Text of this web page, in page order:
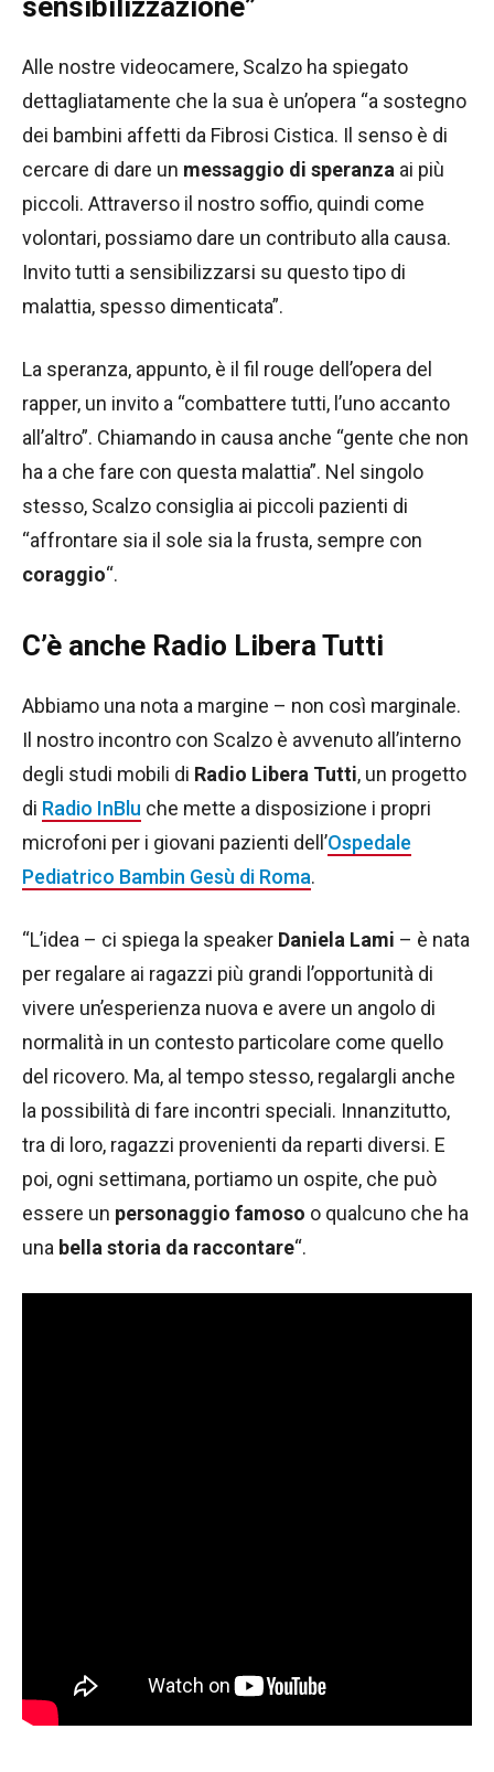
Alle nostre videocamere, Scalzo ha spiegato
dettagliatamente che la sua è un’opera “a sostegno
dei bambini affetti da Fibrosi Cistica. Il senso è di
cercare di dare un messaggio di speranza ai più
piccoli. Attraverso il nostro soffio, quindi come
volontari, possiamo dare un contributo alla causa.
Invito tutti a sensibilizzarsi su questo tipo di
malattia, spesso dimenticata”.
La speranza, appunto, è il fil rouge dell’opera del
rapper, un invito a “combattere tutti, l’uno accanto
all’altro”. Chiamando in causa anche “gente che non
ha a che fare con questa malattia”. Nel singolo
stesso, Scalzo consiglia ai piccoli pazienti di
“affrontare sia il sole sia la frusta, sempre con
coraggio“.
C’è anche Radio Libera Tutti
Abbiamo una nota a margine – non così marginale.
Il nostro incontro con Scalzo è avvenuto all’interno
degli studi mobili di Radio Libera Tutti, un progetto
di Radio InBlu che mette a disposizione i propri
microfoni per i giovani pazienti dell’Ospedale
Pediatrico Bambin Gesù di Roma.
“L’idea – ci spiega la speaker Daniela Lami – è nata
per regalare ai ragazzi più grandi l’opportunità di
vivere un’esperienza nuova e avere un angolo di
normalità in un contesto particolare come quello
del ricovero. Ma, al tempo stesso, regalargli anche
la possibilità di fare incontri speciali. Innanzitutto,
tra di loro, ragazzi provenienti da reparti diversi. E
poi, ogni settimana, portiamo un ospite, che può
essere un personaggio famoso o qualcuno che ha
una bella storia da raccontare“.